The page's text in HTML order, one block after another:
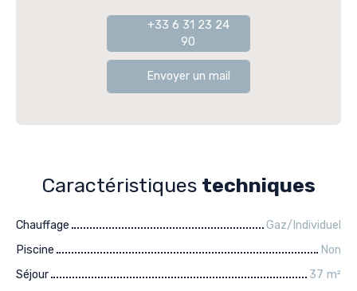
+33 6 31 23 24
90
Envoyer un mail
Caractéristiques techniques
Chauffage
Gaz/Individuel
Piscine
Non
Séjour
37 m²